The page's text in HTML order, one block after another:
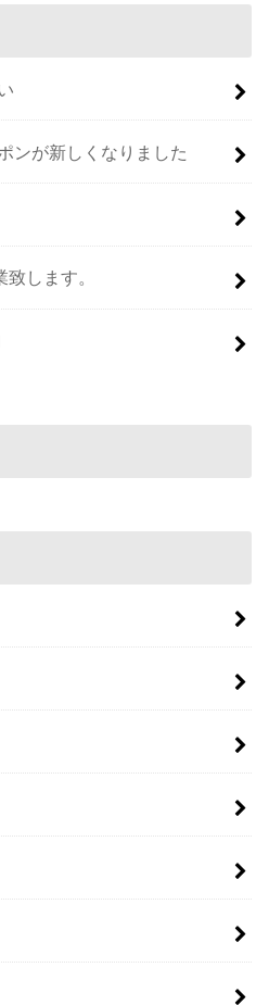
ンが新しくなりました
します。